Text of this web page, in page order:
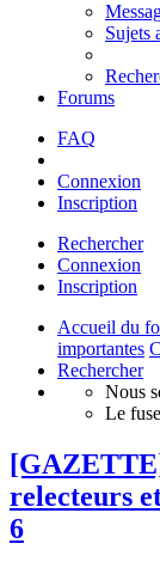
Sujets
Forums
FAQ
Connexion
Inscription
Rechercher
Connexion
Inscription
Accueil du
importantes
Rechercher
Nous
Le
relecteurs
6